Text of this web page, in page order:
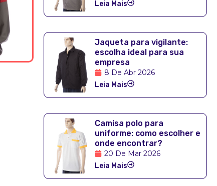
Leia Mais
Jaqueta para vigilante:
escolha ideal para sua
empresa
8 De Abr 2026
Leia Mais
Camisa polo para
uniforme: como escolher e
onde encontrar?
20 De Mar 2026
Leia Mais